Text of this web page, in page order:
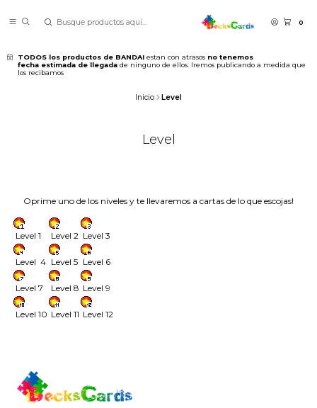
0
TODOS los productos de BANDAI estan con atrasos no tenemos
fecha estimada de llegada de ninguno de ellos. Iremos publicando a medida que
los recibamos
Inicio Level
Level
Oprime uno de los niveles y te llevaremos a cartas de lo que escojas!
Level 1 Level 2 Level 3
Level 4 Level 5 Level 6
Level 7 Level 8 Level 9
Level 10 Level 11 Level 12